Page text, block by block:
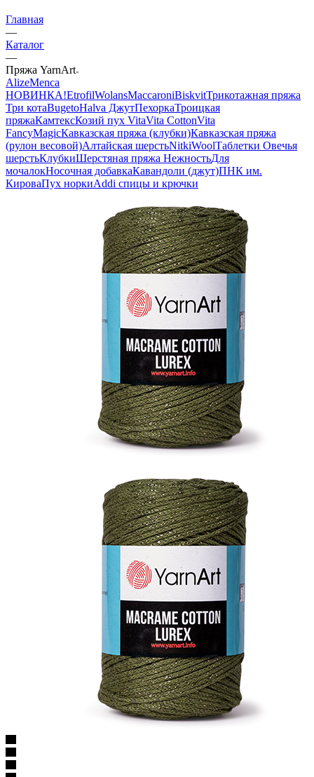
Главная
—
Каталог
—
Пряжа YarnArt
AlizeMenca
НОВИНКА!EtrofilWolansMaccaroniBiskvitТрикотажная пряжа
Три котаBugetoHalva ДжутПехоркаТроицкая
пряжаКамтексКозий пух VitaVita CottonVita
FancyMagicКавказская пряжа (клубки)Кавказская пряжа
(рулон весовой)Алтайская шерстьNitkiWoolТаблетки Овечья
шерстьКлубкиШерстяная пряжа НежностьДля
мочалокНосочная добавкаКавандоли (джут)ПНК им.
КироваПух норкиAddi спицы и крючки